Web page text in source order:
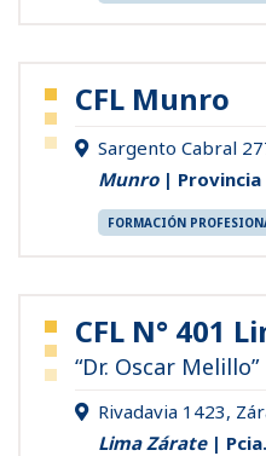
CFL Munro
Sargento Cabral
Munro| Provincia
FORMACIÓN
CFL N° 401
“Dr. Oscar Melillo”
Rivadavia 1423,
Lima Zárate|